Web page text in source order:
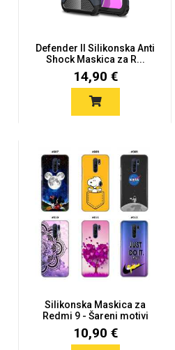
Defender II Silikonska Anti
Shock Maskica za R...
14,90 €
Silikonska Maskica za
Redmi 9 - Šareni motivi
10,90 €
Crtani filmovi
Obiteljski motivi